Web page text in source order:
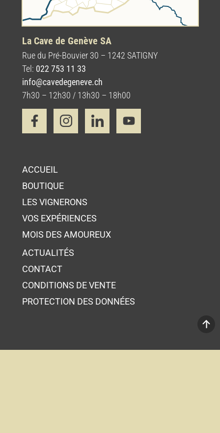
La Cave de Genève SA
Rue du Pré-Bouvier 30 – 1242 SATIGNY
Tel: 022 753 11 33
info@cavedegeneve.ch
7h30 – 12h30 / 13h30 – 18h00
ACCUEIL
BOUTIQUE
LES VIGNERONS
VOS EXPÉRIENCES
MOIS DES AMOUREUX
ACTUALITÉS
CONTACT
CONDITIONS DE VENTE
PROTECTION DES DONNÉES